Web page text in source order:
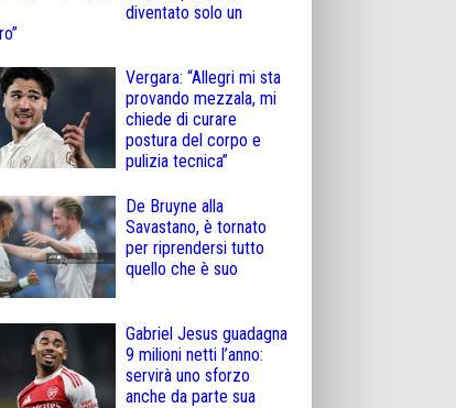
diventato solo un
Vergara: “Allegri mi sta
provando mezzala, mi
chiede di curare
postura del corpo e
pulizia tecnica”
De Bruyne alla
Savastano, è tornato
per riprendersi tutto
quello che è suo
Gabriel Jesus guadagna
9 milioni netti l’anno:
servirà uno sforzo
anche da parte sua